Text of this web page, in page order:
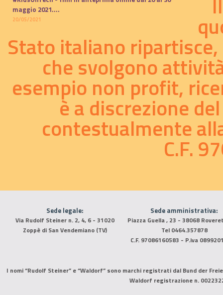
maggio 2021....
20/05/2021
Stato italiano
che svolgono
esempio non profit,
è a discrezione
contestualmente
C.F.
Sede legale:
Via Rudolf Steiner n. 2, 4, 6 - 31020
Zoppè di San Vendemiano (TV)
Sede amministrativa:
Piazza Guella , 23 - 38068
Tel 0464.357878
C.F. 97086160583 - P.iva
I nomi “Rudolf Steiner” e “Waldorf” sono marchi registrati dal Bund der
Waldorf registrazione n.